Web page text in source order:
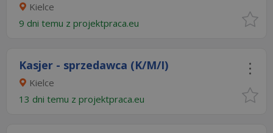
Kielce
9 dni temu z projektpraca.eu
Kasjer - sprzedawca (K/M/I)
Kielce
13 dni temu z projektpraca.eu